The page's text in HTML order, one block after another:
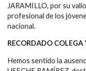
JARAMILLO, por su
profesional de los
nacional.
RECORDADO
Hemos sentido la